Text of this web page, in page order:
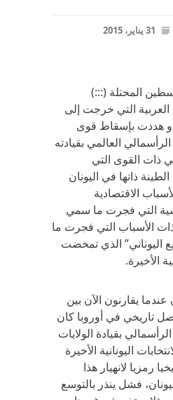
31 يناير، 2015
المحتلة (:::)
العربية التي خرجت إلى
هددت بإسقاط قوى
العالمي بقيادته
ذات القوى التي
ذاتها في اليونان
الاقتصادية
التي فجرت ما سمي
الأسباب التي فجرت ما
اليوناني” الذي تمخضت
الأخيرة.
عندما يقارنون الآن بين
تاريخي في أوروبا كان
بقيادة الولايات
اليونانية الأخيرة
رمزيا لانهيار هذا
فشل ينذر بالتوسع